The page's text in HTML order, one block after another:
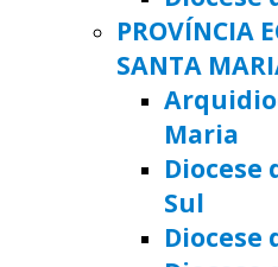
PROVÍNCIA
SANTA
Maria
Diocese
Sul
Diocese